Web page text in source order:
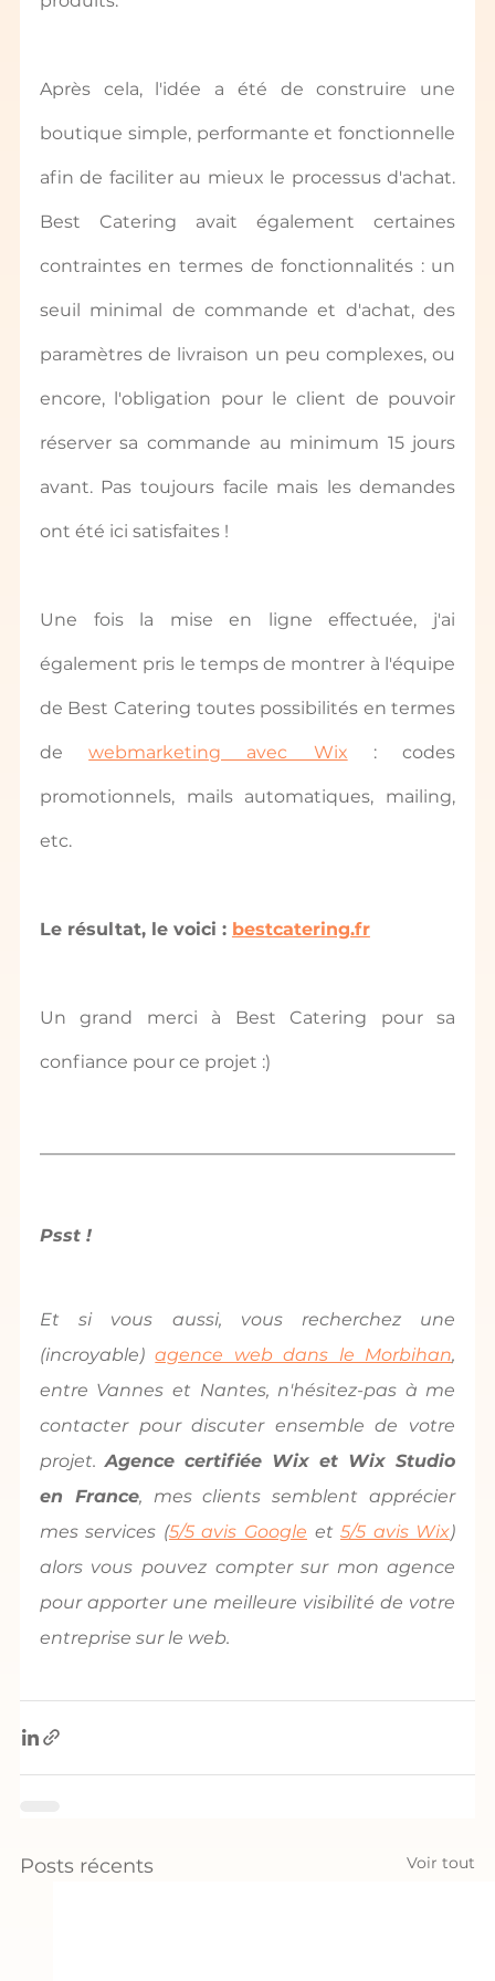
Après cela, l'idée a été de construire une
boutique simple, performante et fonctionnelle
afin de faciliter au mieux le processus d'achat.
Best Catering avait également certaines
contraintes en termes de fonctionnalités : un
seuil minimal de commande et d'achat, des
paramètres de livraison un peu complexes, ou
encore, l'obligation pour le client de pouvoir
réserver sa commande au minimum 15 jours
avant. Pas toujours facile mais les demandes
ont été ici satisfaites !
Une fois la mise en ligne effectuée, j'ai
également pris le temps de montrer à l'équipe
de Best Catering toutes possibilités en termes
de webmarketing avec Wix : codes
promotionnels, mails automatiques, mailing,
etc.
Le résultat, le voici : bestcatering.fr
Un grand merci à Best Catering pour sa
confiance pour ce projet :)
Psst !
Et si vous aussi, vous recherchez une
(incroyable) agence web dans le Morbihan,
entre Vannes et Nantes, n'hésitez-pas à me
contacter pour discuter ensemble de votre
projet. Agence certifiée Wix et Wix Studio
en France, mes clients semblent apprécier
mes services (5/5 avis Google et 5/5 avis Wix)
alors vous pouvez compter sur mon agence
pour apporter une meilleure visibilité de votre
entreprise sur le web.
Posts récents Voir tout